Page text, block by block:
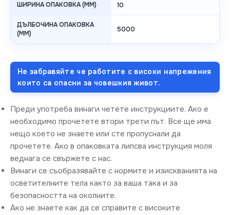
ШИРИНА ОПАКОВКА (MM) 10
ДЪЛБОЧИНА ОПАКОВКА
(MM)
5000
Не забравяйте че работите с високи напрежения
които са опасни за човешкия живот.
Преди употреба винаги четете инструкциите. Ако е
необходимо прочетете втори трети път. Все ще има
нещо което не знаете или сте пропуснали да
прочетете. Ако в опаковката липсва инструкция моля
веднага се свържете с нас.
Винаги се съобразявайте с нормите и изискванията на
осветителните тела както за ваша така и за
безопасността на околните.
Ако не знаете как да се справите с високите